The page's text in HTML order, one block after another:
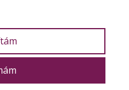
osobních údajů|Obchodní